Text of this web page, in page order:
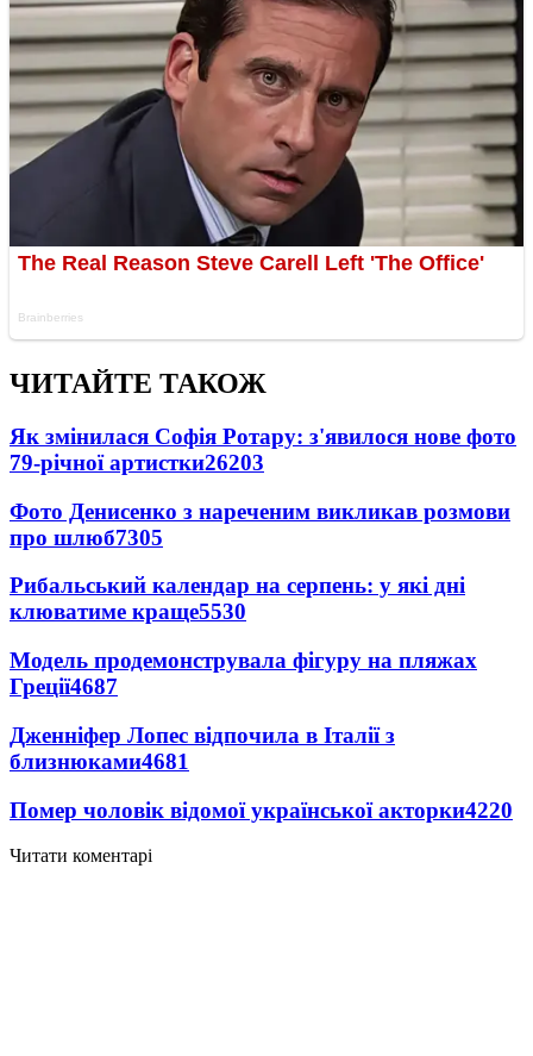
ЧИТАЙТЕ ТАКОЖ
Як змінилася Софія Ротару: з'явилося нове фото
79-річної артистки26203
Фото Денисенко з нареченим викликав розмови
про шлюб7305
Рибальський календар на серпень: у які дні
клюватиме краще5530
Модель продемонструвала фігуру на пляжах
Греції4687
Дженніфер Лопес відпочила в Італії з
близнюками4681
Помер чоловік відомої української акторки4220
Читати коментарі